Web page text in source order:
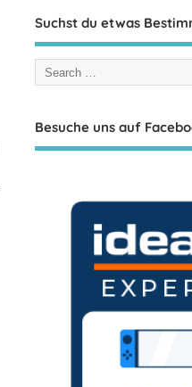
Suchst du etwas
Besuche uns auf